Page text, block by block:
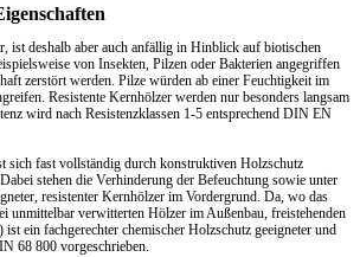
ist deshalb aber auch anfällig in Hinblick auf biotischen
von Insekten, Pilzen oder Bakterien angegriffen
zerstört werden. Pilze würden ab einer Feuchtigkeit im
Resistente Kernhölzer werden nur besonders langsam
wird nach Resistenzklassen 1-5 entsprechend DIN EN
sich fast vollständig durch konstruktiven Holzschutz
stehen die Verhinderung der Befeuchtung sowie unter
resistenter Kernhölzer im Vordergrund. Da, wo das
unmittelbar verwitterten Hölzer im Außenbau, freistehenden
ein fachgerechter chemischer Holzschutz geeigneter und
68 800 vorgeschrieben.